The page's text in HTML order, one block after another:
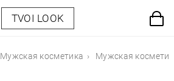
TVOI LOOK
Мужская косметика Мужская